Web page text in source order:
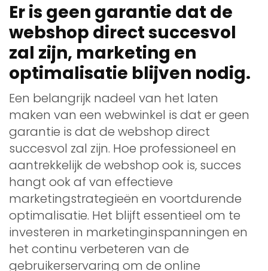
Er is geen garantie dat de
webshop direct succesvol
zal zijn, marketing en
optimalisatie blijven nodig.
Een belangrijk nadeel van het laten
maken van een webwinkel is dat er geen
garantie is dat de webshop direct
succesvol zal zijn. Hoe professioneel en
aantrekkelijk de webshop ook is, succes
hangt ook af van effectieve
marketingstrategieën en voortdurende
optimalisatie. Het blijft essentieel om te
investeren in marketinginspanningen en
het continu verbeteren van de
gebruikerservaring om de online